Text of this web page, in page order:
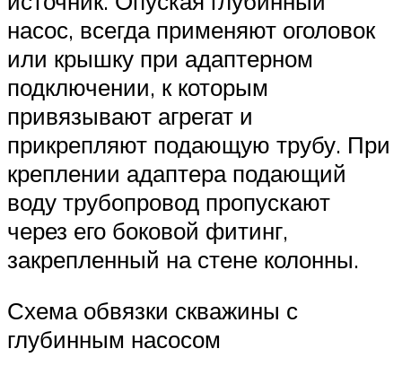
насос, всегда применяют оголовок
или крышку при адаптерном
подключении, к которым
привязывают агрегат и
прикрепляют подающую трубу. При
креплении адаптера подающий
воду трубопровод пропускают
через его боковой фитинг,
закрепленный на стене колонны.
Схема обвязки скважины с
глубинным насосом